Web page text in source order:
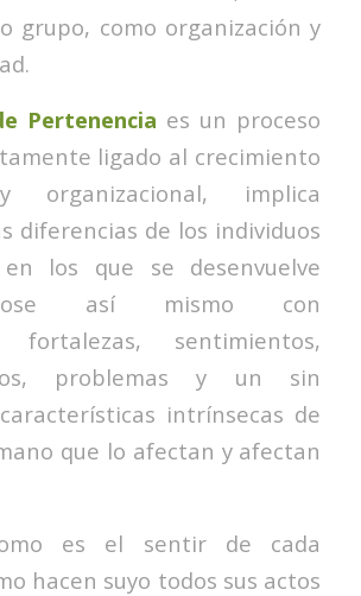
grupo, como organización y
Pertenencia es un proceso
ligado al crecimiento
organizacional, implica
diferencias de los individuos
los que se desenvuelve
así mismo con
fortalezas, sentimientos,
problemas y un sin
intrínsecas de
que lo afectan y afectan
es el sentir de cada
hacen suyo todos sus actos